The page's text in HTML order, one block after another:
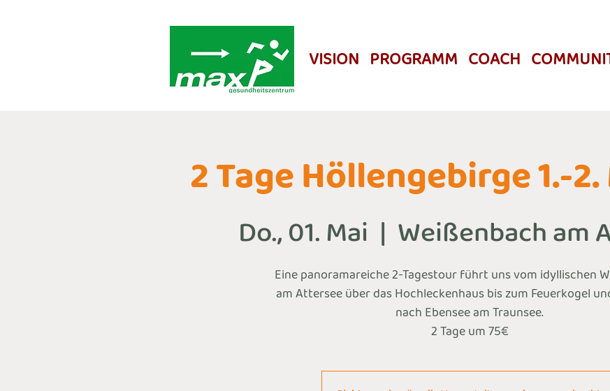
VISION PROGRAMM COACH
2 Tage Höllengebirge 1.-
Do., 01. Mai
  |
Weißenbach am
Eine panoramareiche 2-Tagestour führt uns vom idyllischen
am Attersee über das Hochleckenhaus bis zum Feuerkogel
nach Ebensee am Traunsee.
2 Tage um 75€